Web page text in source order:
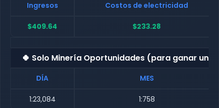
Ingresos
Costos de electricidad
$409.64 $233.28
🍀 Solo Minería Oportunidades (para ganar
DÍA MES
1:23,084 1:758